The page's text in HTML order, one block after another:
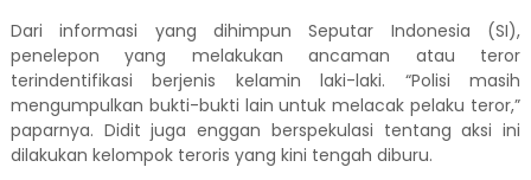
Dari informasi yang dihimpun Seputar Indonesia (SI),
penelepon yang melakukan ancaman atau teror
terindentifikasi berjenis kelamin laki-laki. “Polisi masih
mengumpulkan bukti-bukti lain untuk melacak pelaku teror,”
paparnya. Didit juga enggan berspekulasi tentang aksi ini
dilakukan kelompok teroris yang kini tengah diburu.